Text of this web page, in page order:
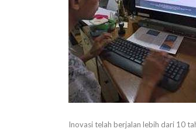
Inovasi telah berjalan lebih dari 10